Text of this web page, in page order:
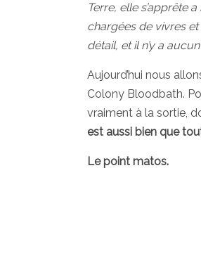
Terre, elle s’apprête
chargées de vivres
détail, et il n’y a
Aujourd’hui nous
Colony Bloodbath.
vraiment à la sortie,
est aussi bien que
Le point matos.